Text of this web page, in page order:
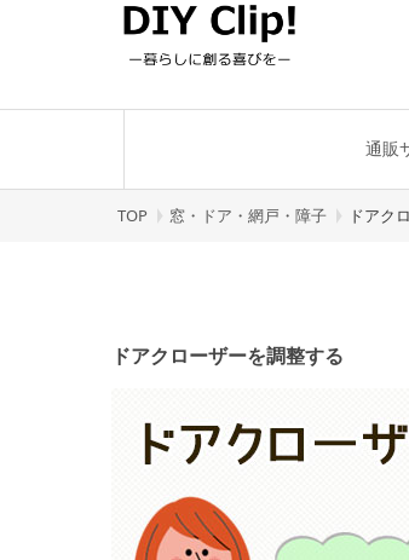
通販
TOP 窓・ドア・網戸・障子 ドアク
ドアクローザーを調整する